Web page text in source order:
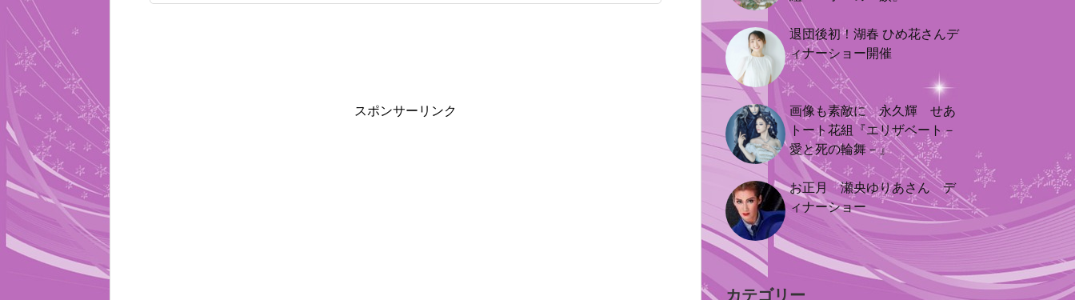
スポンサーリンク
退団後初！湖春 ひめ花さんデ
ィナーショー開催
画像も素敵に 永久輝 せあ
トート花組『エリザベート－
愛と死の輪舞－』
お正月 瀬央ゆりあさん デ
ィナーショー
カテゴリー